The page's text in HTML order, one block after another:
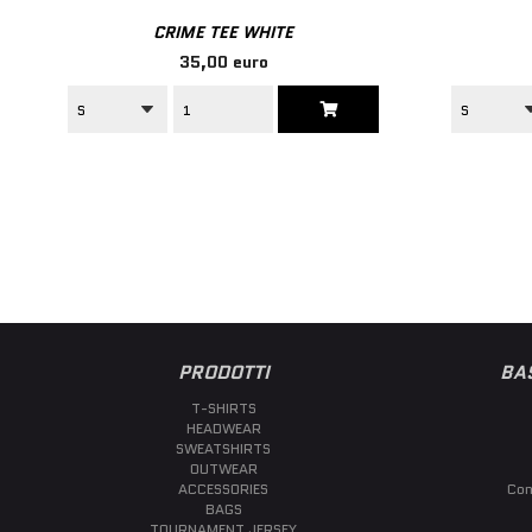
CRIME TEE WHITE
35,00 euro
PRODOTTI
T-SHIRTS
HEADWEAR
SWEATSHIRTS
OUTWEAR
ACCESSORIES
BAGS